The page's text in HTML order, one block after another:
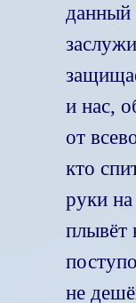
данный
и нас,
от
кто
руки
плывёт
не